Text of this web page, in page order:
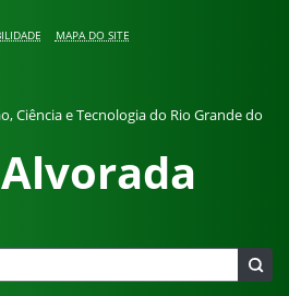
MAPA DO SITE
Ciência e Tecnologia do Rio Grande do